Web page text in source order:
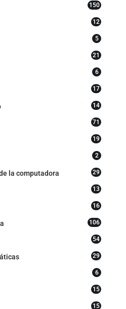
150
12
5
21
6
17
14
71
19
2
la computadora 29
13
16
106
54
29
6
15
15